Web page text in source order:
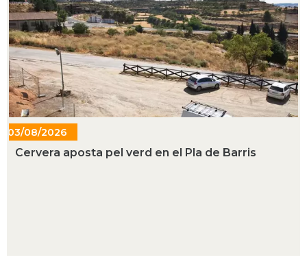
03/08/2026
- 18:36
Cervera aposta pel verd en el Pla de Barris